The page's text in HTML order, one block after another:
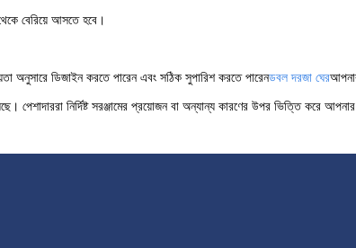
বেরিয়ে আসতে হবে।
অনুসারে ডিজাইন করতে পারেন এবং সঠিক সুপারিশ করতে পারেনডবল দরজা ঘের
পেশাদাররা নির্দিষ্ট সরঞ্জামের প্রয়োজন বা অন্যান্য কারণের উপর ভিত্তি করে